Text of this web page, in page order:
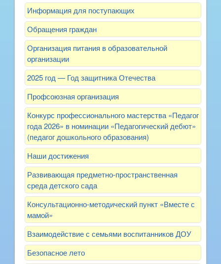
Информация для поступающих
Обращения граждан
Организация питания в образовательной
организации
2025 год — Год защитника Отечества
Профсоюзная организация
Конкурс профессионального мастерства «Педагог
года 2026» в номинации «Педагогический дебют»
(педагог дошкольного образования)
Наши достижения
Развивающая предметно-пространственная
среда детского сада
Консультационно-методический пункт «Вместе с
мамой»
Взаимодействие с семьями воспитанников ДОУ
Безопасное лето